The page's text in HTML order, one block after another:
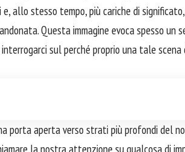
allo stesso tempo, più cariche di
Questa immagine evoca spesso un
sul perché proprio una tale scena
porta aperta verso strati più profondi del
la nostra attenzione su qualcosa di